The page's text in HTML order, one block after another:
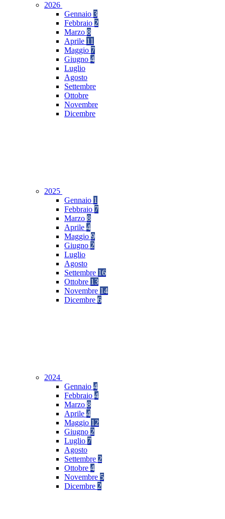
2026
Gennaio 3
Febbraio 2
Marzo 8
Aprile 11
Maggio 7
Giugno 4
Luglio
Agosto
Settembre
Ottobre
Novembre
Dicembre
2025
Gennaio 1
Febbraio 7
Marzo 8
Aprile 4
Maggio 9
Giugno 2
Luglio
Agosto
Settembre 16
Ottobre 13
Novembre 14
Dicembre 6
2024
Gennaio 4
Febbraio 4
Marzo 8
Aprile 4
Maggio 12
Giugno 2
Luglio 7
Agosto
Settembre 2
Ottobre 4
Novembre 5
Dicembre 2